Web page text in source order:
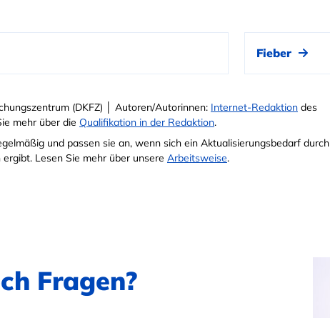
Fieber
(DKFZ) │ Autoren/Autorinnen: Internet-Redaktion des
mehr über die Qualifikation in der Redaktion.
und passen sie an, wenn sich ein Aktualisierungsbedarf durch
Lesen Sie mehr über unsere Arbeitsweise.
Fragen?